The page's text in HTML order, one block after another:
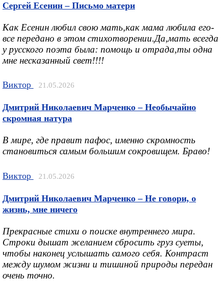
Сергей Есенин – Письмо матери
Как Есенин любил свою мать,как мама любила его-
все передано в этом стихотворении.Да,мать всегда
у русского поэта была: помощь и отрада,ты одна
мне несказанный свет!!!!
Виктор 21.05.2026
Дмитрий Николаевич Марченко – Необычайно
скромная натура
В мире, где правит пафос, именно скромность
становиться самым большим сокровищем. Браво!
Виктор 21.05.2026
Дмитрий Николаевич Марченко – Не говори, о
жизнь, мне ничего
Прекрасные стихи о поиске внутреннего мира.
Строки дышат желанием сбросить груз суеты,
чтобы наконец услышать самого себя. Контраст
между шумом жизни и тишиной природы передан
очень точно.